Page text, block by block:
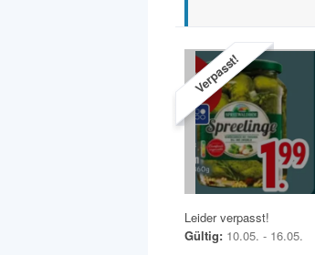
Verpasst!
Leider verpasst!
Gültig: 10.05. - 16.05.